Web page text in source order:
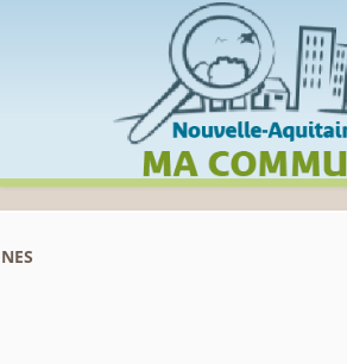
Cookies management panel